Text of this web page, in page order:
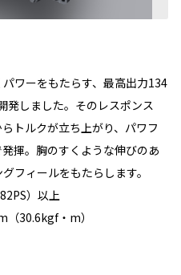
ワーをもたらす、最高出力134
発しました。そのレスポンス
トルクが立ち上がり、パワフ
揮。胸のすくような伸びのあ
フィールをもたらします。
）以上
（30.6kgf・m）